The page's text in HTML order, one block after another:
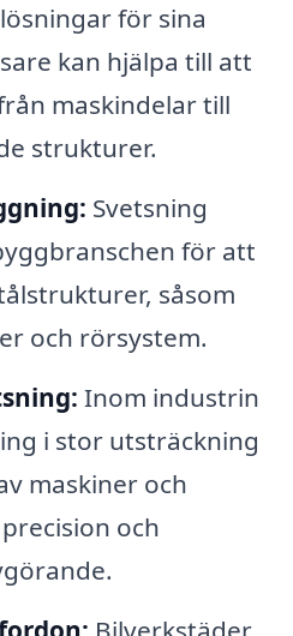
för sina
kan hjälpa till att
maskindelar till
strukturer.
Svetsning
för att
såsom
och rörsystem.
Inom industrin
i stor utsträckning
maskiner och
och